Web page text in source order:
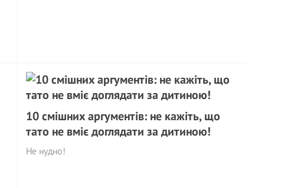
10 смішних аргументів: не кажіть, що
тато не вміє доглядати за дитиною!
Не нудно!